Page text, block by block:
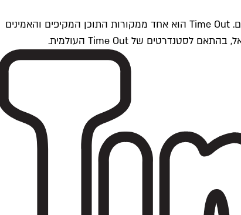
Time Outתל אביב הוא חלק מרשת Time Out Global — רשת מדיה בינלאומית הפועלת ב-360 ערים מרכזיות וב-60 מדינות ברחבי העולם. Time Out הוא אחד ממקורות התוכן המקיפים והאמינים